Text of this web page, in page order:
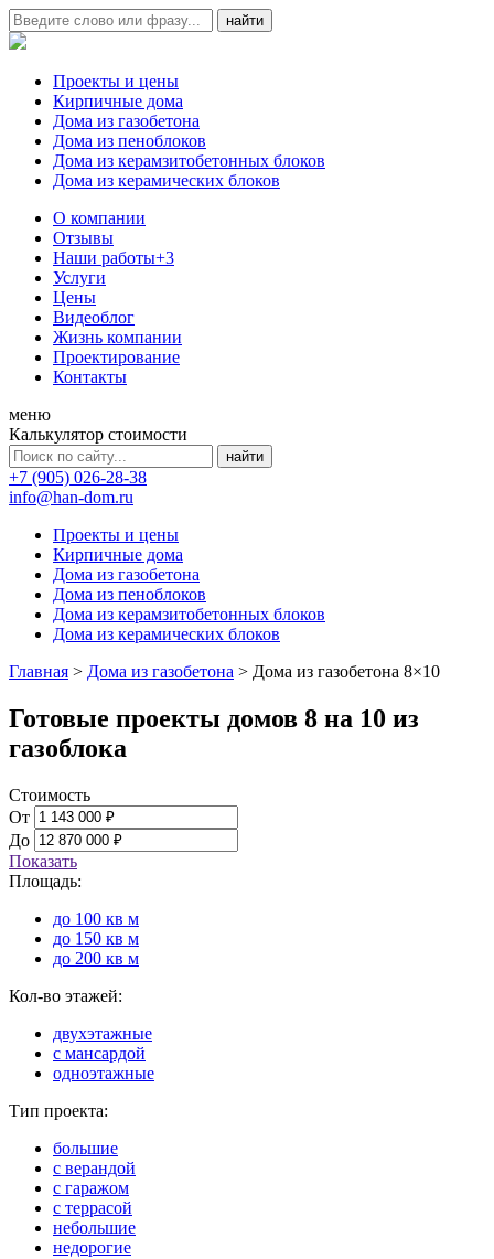
Проекты и цены
Кирпичные дома
Дома из газобетона
Дома из пеноблоков
Дома из керамзитобетонных блоков
Дома из керамических блоков
О компании
Отзывы
Наши работы+3
Услуги
Цены
Видеоблог
Жизнь компании
Проектирование
Контакты
меню
Калькулятор стоимости
+7 (905) 026-28-38
info@han-dom.ru
Проекты и цены
Кирпичные дома
Дома из газобетона
Дома из пеноблоков
Дома из керамзитобетонных блоков
Дома из керамических блоков
Главная > Дома из газобетона > Дома из газобетона 8×10
Готовые проекты домов 8 на 10 из
газоблока
Стоимость
От
До
Показать
Площадь:
до 100 кв м
до 150 кв м
до 200 кв м
Кол-во этажей:
двухэтажные
с мансардой
одноэтажные
Тип проекта:
большие
с верандой
с гаражом
с террасой
небольшие
недорогие